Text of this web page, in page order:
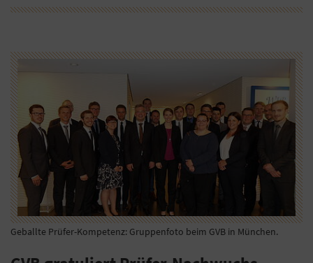
Geballte Prüfer-Kompetenz: Gruppenfoto beim GVB in München.